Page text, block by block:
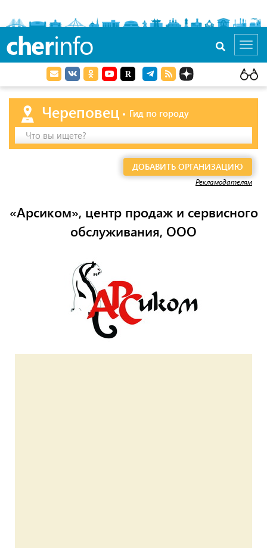
cherinfo
Череповец
Гид по городу
Что вы ищете?
ДОБАВИТЬ ОРГАНИЗАЦИЮ
Рекламодателям
«Арсиком», центр продаж и сервисного
обслуживания, ООО